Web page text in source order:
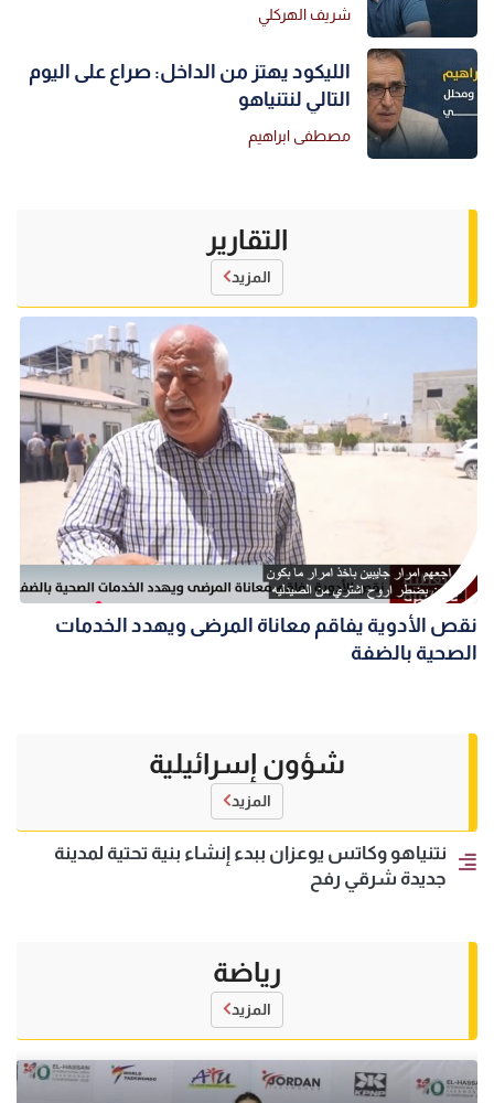
شريف الهركلي
الليكود يهتز من الداخل: صراع على اليوم
التالي لنتنياهو
مصطفى ابراهيم
التقارير
المزيد
نقص الأدوية يفاقم معاناة المرضى ويهدد الخدمات
الصحية بالضفة
شؤون إسرائيلية
المزيد
نتنياهو وكاتس يوعزان ببدء إنشاء بنية تحتية لمدينة
جديدة شرقي رفح
رياضة
المزيد